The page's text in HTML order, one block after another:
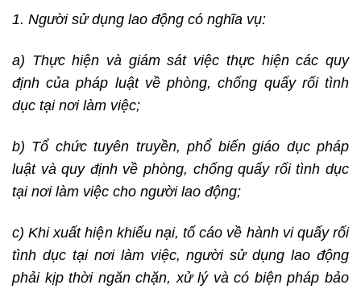
1. Người sử dụng lao động có nghĩa vụ:
a) Thực hiện và giám sát việc thực hiện các quy
định của pháp luật về phòng, chống quấy rối tình
dục tại nơi làm việc;
b) Tổ chức tuyên truyền, phổ biến giáo dục pháp
luật và quy định về phòng, chống quấy rối tình dục
tại nơi làm việc cho người lao động;
c) Khi xuất hiện khiếu nại, tố cáo về hành vi quấy rối
tình dục tại nơi làm việc, người sử dụng lao động
phải kịp thời ngăn chặn, xử lý và có biện pháp bảo